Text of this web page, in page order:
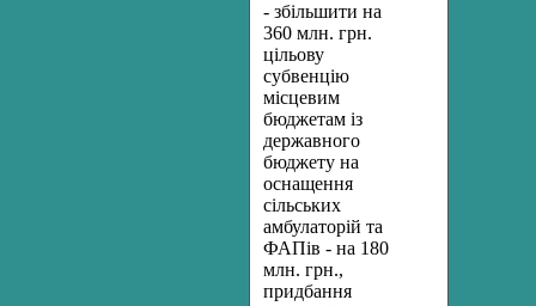
- збільшити на
360 млн. грн.
цільову
субвенцію
місцевим
бюджетам із
державного
бюджету на
оснащення
сільських
амбулаторій та
ФАПів - на 180
млн. грн.,
придбання